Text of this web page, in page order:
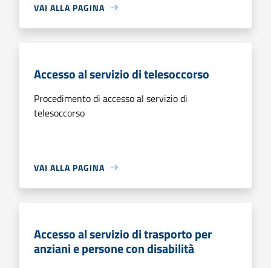
VAI ALLA PAGINA
Accesso al servizio di telesoccorso
Procedimento di accesso al servizio di
telesoccorso
VAI ALLA PAGINA
Accesso al servizio di trasporto per
anziani e persone con disabilità